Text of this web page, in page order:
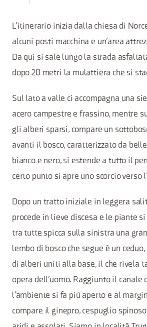
L’itinerario inizia dalla chiesa di
alcuni posti macchina e un’area
Da qui si sale lungo la strada
dopo 20 metri la mulattiera che si
Sul lato a valle ci accompagna una
acero campestre e frassino, mentre
gli alberi sparsi, compare un
avanti il bosco, caratterizzato da
bianco e nero, si estende a tutto il
certo punto si apre uno scorcio verso
Dopo un tratto iniziale in leggera
procede in lieve discesa e le piante
tra tutte spicca sulla sinistra una
lembo di bosco che segue è un
di alberi uniti alla base, il che rivela
opera dell’uomo. Raggiunto il canale
l’ambiente si fa più aperto e al
compare il ginepro, cespuglio